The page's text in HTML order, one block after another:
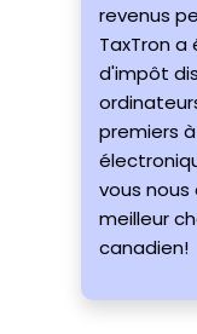
revenus
TaxTron
d'impôt
premiers
vous
meilleur
canadien!